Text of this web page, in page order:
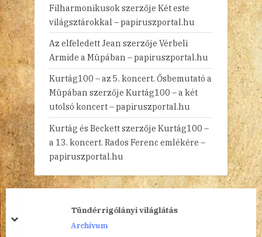
Filharmonikusokszerzője Két este
világsztárokkal – papiruszportal.hu
Az elfeledett Jean szerzője Vérbeli
Armide a Müpában – papiruszportal.hu
Kurtág100 – az 5. koncert. Ősbemutató a
Müpában szerzője Kurtág100 – a két
utolsó koncert – papiruszportal.hu
Kurtág és Beckettszerzője Kurtág100 –
a 13. koncert. Rados Ferenc emlékére –
papiruszportal.hu
Tündérrigólányi világlátás
Archívum
prev
next